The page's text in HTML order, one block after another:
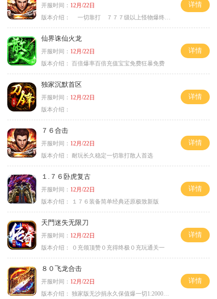
开服时间： 12月/22日
版本介绍：
一切靠打 ７７７级以上怪物爆终极
详情
仙界诛仙火龙
开服时间： 12月/22日
版本介绍： 百倍爆率百倍充值宝宝免费狂暴免费
详情
独家沉默首区
开服时间： 12月/22日
版本介绍：
详情
７６合击
开服时间： 12月/22日
版本介绍： 耐玩长久稳定一切靠打散人首选
详情
１.７６卧虎复古
开服时间： 12月/22日
版本介绍：
１７６装备简单经典还原极致新版
详情
天門迷失无限刀
开服时间： 12月/22日
版本介绍：
０充领顶赞０充得终极０充玩通关一
详情
８０飞龙合击
开服时间： 12月/22日
版本介绍： 独家版无沙捐永久保值爆一切1:2000回2
详情